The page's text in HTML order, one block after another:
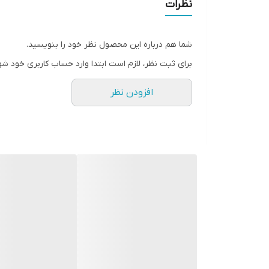
نظرات
شما هم درباره این محصول نظر خود را بنویسید.
برای ثبت نظر، لازم است ابتدا وارد حساب کاربری خود
افزودن نظر